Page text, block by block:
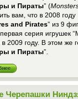
и Пираты” (
вам, что в 2008
and Pirates” из 9
серия игрушек
2009 году. В этом же
и Пираты”.
Черепашки